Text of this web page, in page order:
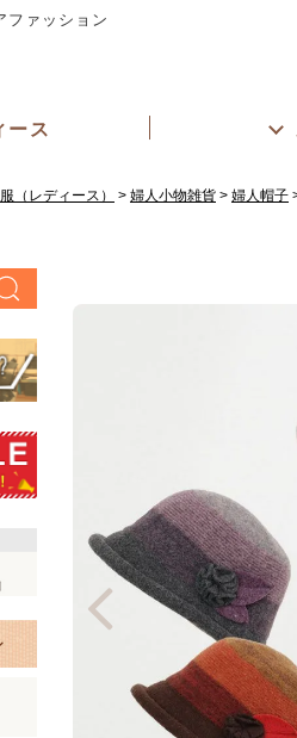
ファッション
ース
（レディース） 婦人小物雑貨 婦人帽子